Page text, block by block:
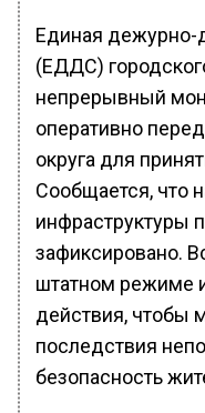
Единая дежурно-
(ЕДДС)
непрерывный
оперативно
округа для
Сообщается, что
инфраструктуры
зафиксировано.
штатном режиме
действия, чтобы
последствия
безопасность